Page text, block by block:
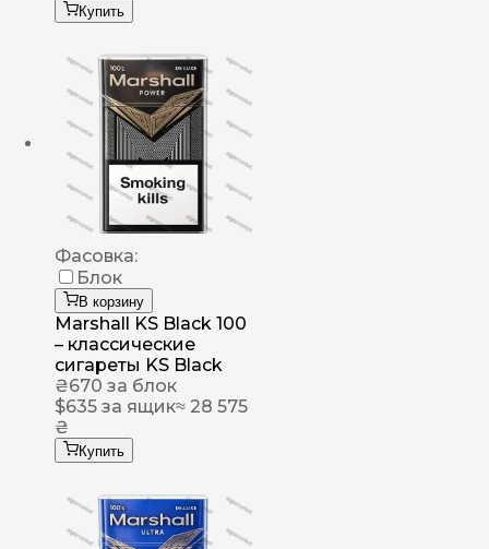
Купить
Фасовка:
Блок
В корзину
Marshall KS Black 100
– классические
сигареты KS Black
₴670 за блок
$635 за ящик≈ 28 575
₴
Купить